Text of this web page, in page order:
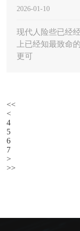
醒，会带来什么影
2026-01-10
现代人险些已经
上已经知最致命
更可
<<
<
4
5
6
7
>
>>